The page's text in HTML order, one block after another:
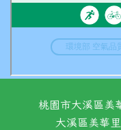
桃園市大溪區美
大溪區美華